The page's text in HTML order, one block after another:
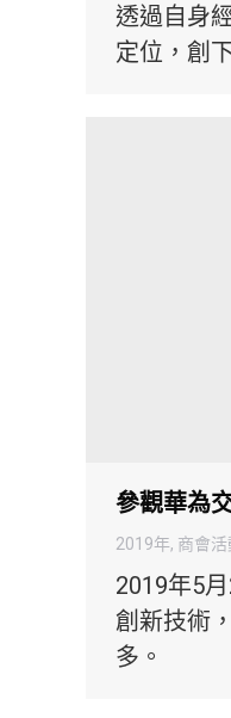
透過自身
定位，創
參觀華為
2019年, 商會活
2019年5
創新技術
多。